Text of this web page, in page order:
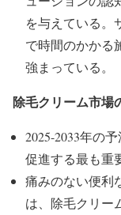
を与えている。
で時間のかかる
強まっている。
除毛クリーム市場
2025-2033年の
促進する最も重
痛みのない便利
は、除毛クリー